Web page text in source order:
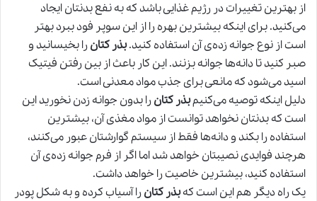
از بهترین تغییرات در رژیم غذایی باشد که به نفع بدنتان ایجاد
می‌کنید. برای اینکه بیشترین بهره را از این سوپر فود ببرد بهتر
است از نوع جوانه زده‌ی آن استفاده کنید.بذر کتانرا بخیسانید و
صبر کنید تا دانه‌ها جوانه بزنند. این کار باعث از بین رفتن فیتیک
اسید می‌شود که مانعی برای جذب مواد معدنی است.
دلیل اینکه توصیه می‌کنیمبذر کتانرا بدون جوانه زدن نخورید این
است که بدنتان نخواهد توانست از مواد مغذی آن، بیشترین
استفاده را بکند و دانه‌ها فقط از سیستم گوارشتان عبور می‌کنند،
هرچند فوایدی نصیبتان خواهد شد اما اگر از فرم جوانه زده‌ی آن
استفاده کنید، بیشترین خاصیت را خواهد داشت.
یک راه دیگر هم این است کهبذر کتانرا آسیاب کرده و به شکل پودر